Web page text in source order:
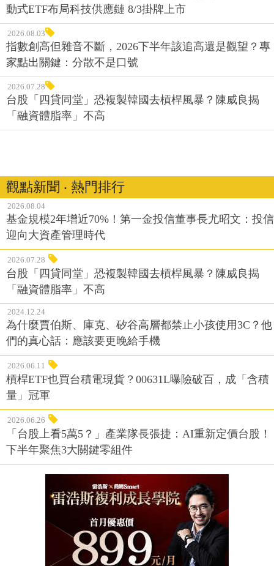
動式ETF布局科技供應鏈 8/3掛牌上市
2026.08.03
指數創高但雜音不斷，2026下半年該追高還是觀望？專
家點出關鍵：分散不是口號
2026.07.28
台股「四貸同堂」恐複製韓國去槓桿風暴？陳威良揭
「融資體脂率」不高
觀點新聞 ‧ 熱門排行
2026.08.04
基金規模2年增近70%！第一金投信董事長尤昭文：投信
迎向大資產管理時代
2026.07.28
台股「四貸同堂」恐複製韓國去槓桿風暴？陳威良揭
「融資體脂率」不高
2024.12.24
為什麼賈伯斯、庫克、矽谷高層都禁止小孩使用3C？他
們的真心話：應該要更晚給手機
2026.06.11
槓桿ETF也買台積電現貨？00631L曝險破百，成「含積
量」冠軍
2026.06.26
「台股上看5萬5？」產業隊長張捷：AI重新定價台股！
下半年聚焦3大關鍵零組件